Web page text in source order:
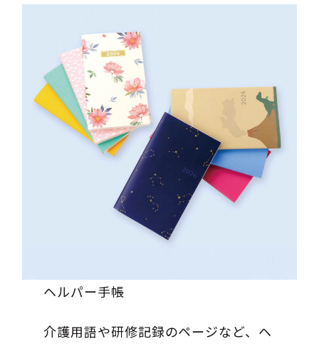
ヘルパー手帳
介護用語や研修記録のページなど、ヘ